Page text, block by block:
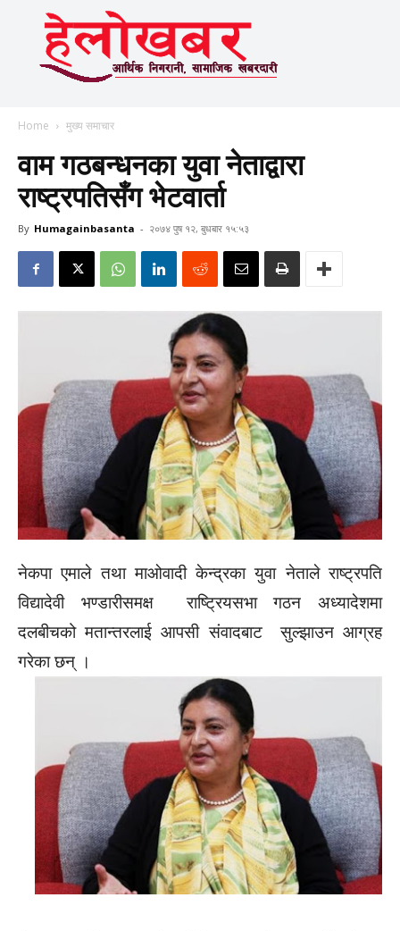
Home मुख्य समाचार
वाम गठबन्धनका युवा नेताद्वारा
राष्ट्रपतिसँग भेटवार्ता
By Humagainbasanta - २०७४ पुष १२, बुधबार १५:५३
नेकपा एमाले तथा माओवादी केन्द्रका युवा नेताले राष्ट्रपति
विद्यादेवी भण्डारीसमक्ष राष्ट्रियसभा गठन अध्यादेशमा
दलबीचको मतान्तरलाई आपसी संवादबाट सुल्झाउन आग्रह
गरेका छन् ।